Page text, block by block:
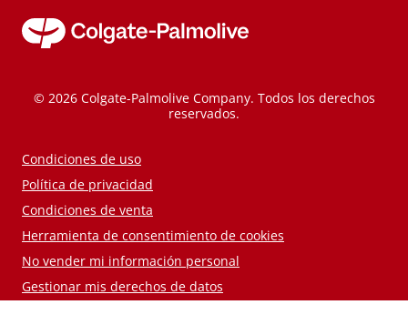
© 2026 Colgate-Palmolive Company. Todos los derechos
reservados.
Condiciones de uso
Política de privacidad
Condiciones de venta
Herramienta de consentimiento de cookies
No vender mi información personal
Gestionar mis derechos de datos